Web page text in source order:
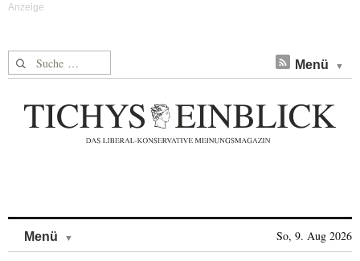
Suche nach: Menü
Menü So, 9. Aug 2026